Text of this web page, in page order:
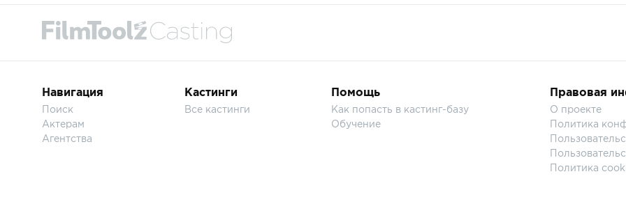
Навигация
Поиск
Актерам
Агентства
Кастинги
Все кастинги
Помощь
Как попасть в кастинг-базу
Обучение
Правовая
О проекте
Политика
Политика